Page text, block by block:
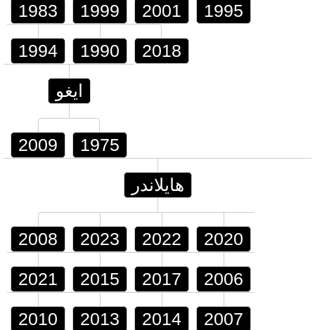
1983 1999 2001 1995
1994 1990 2018
ايغو
2009 1975
هايلاندر
2008 2023 2022 2020
2021 2015 2017 2006
2010 2013 2014 2007